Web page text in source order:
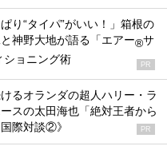
り“タイパ”がいい！」箱根の
神野大地が語る「エアー®サ
ショニング術 PR
るオランダの超人ハリー・ラ
スの太田海也「絶対王者から
際対談②》
PR